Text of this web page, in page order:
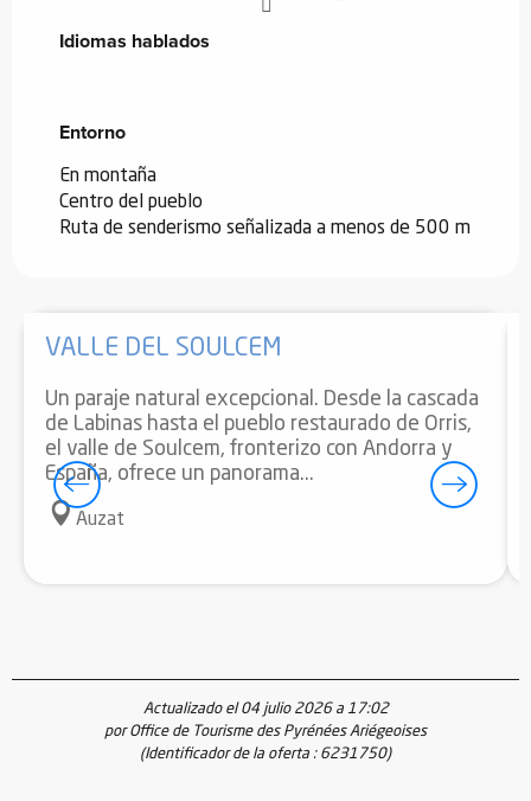
Idiomas hablados
Idiomas hablados
Entorno
Entorno
En montaña
Centro del pueblo
Ruta de senderismo señalizada a menos de 500 m
VALLE DEL SOULCEM
Un paraje natural excepcional. Desde la cascada
de Labinas hasta el pueblo restaurado de Orris,
el valle de Soulcem, fronterizo con Andorra y
España, ofrece un panorama...
Auzat
Actualizado el 04 julio 2026 a 17:02
por Office de Tourisme des Pyrénées Ariégeoises
(Identificador de la oferta : 6231750)